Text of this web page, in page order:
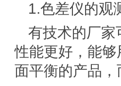
1.色差仪的观
有技术的厂家
性能更好，能
面平衡的产品